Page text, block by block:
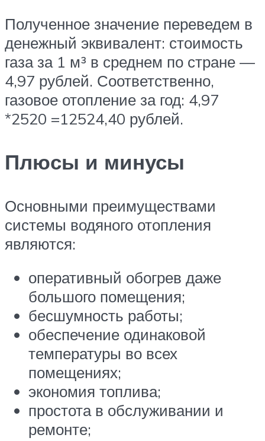
Полученное значение переведем в
денежный эквивалент: стоимость
газа за 1 м³ в среднем по стране —
4,97 рублей. Соответственно,
газовое отопление за год: 4,97
*2520 =12524,40 рублей.
Плюсы и минусы
Основными преимуществами
системы водяного отопления
являются:
оперативный обогрев даже
большого помещения;
бесшумность работы;
обеспечение одинаковой
температуры во всех
помещениях;
экономия топлива;
простота в обслуживании и
ремонте;